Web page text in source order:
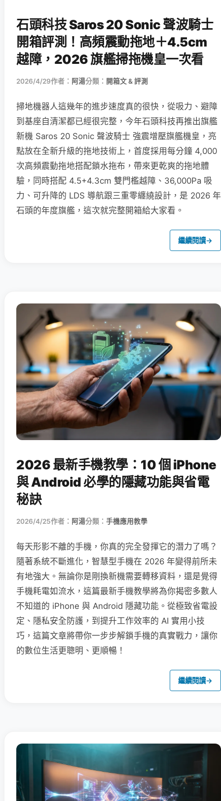
石頭科技 Saros 20 Sonic 聲波騎士
開箱評測！高頻震動拖地＋4.5cm
越障，2026 旗艦掃拖機皇一次看
2026/4/29作者： 阿湯分類： 開箱文 & 評測
掃地機器人這幾年的進步速度真的很快，從吸力、避障
到基座自清潔都已經很完整，今年石頭科技再推出旗艦
新機 Saros 20 Sonic 聲波騎士 強震增壓旗艦機皇，亮
點放在全新升級的拖地技術上，首度採用每分鐘 4,000
次高頻震動拖地搭配鎖水拖布，帶來更乾爽的拖地體
驗，同時搭配 4.5+4.3cm 雙門檻越障、36,000Pa 吸
力、可升降的 LDS 導航跟三重零纏繞設計，是 2026 年
石頭的年度旗艦，這次就完整開箱給大家看。
繼續閱讀→
2026 最新手機教學：10 個 iPhone
與 Android 必學的隱藏功能與省電
秘訣
2026/4/25作者： 阿湯分類： 手機應用教學
每天形影不離的手機，你真的完全發揮它的潛力了嗎？
隨著系統不斷進化，智慧型手機在 2026 年變得前所未
有地強大。無論你是剛換新機需要轉移資料，還是覺得
手機耗電如流水，這篇最新手機教學將為你揭密多數人
不知道的 iPhone 與 Android 隱藏功能。從極致省電設
定、隱私安全防護，到提升工作效率的 AI 實用小技
巧，這篇文章將帶你一步步解鎖手機的真實戰力，讓你
的數位生活更聰明、更順暢！
繼續閱讀→